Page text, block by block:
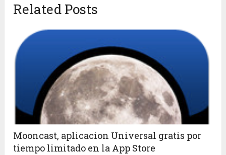
Related Posts
Mooncast, aplicacion Universal gratis por
tiempo limitado en la App Store